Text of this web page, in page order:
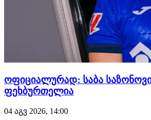
ოფიციალურად: საბა
ფეხბურთელია
04 აგვ 2026, 14:00